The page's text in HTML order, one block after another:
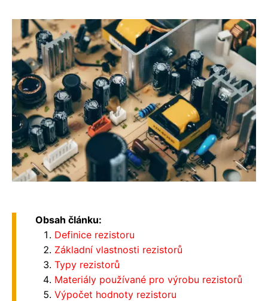
Obsah článku:
Definice rezistoru
Základní vlastnosti rezistorů
Typy rezistorů
Materiály používané pro výrobu rezistorů
Výpočet hodnoty rezistoru